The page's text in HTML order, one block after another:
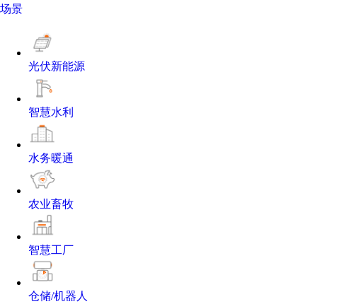
场景
光伏新能源
智慧水利
水务暖通
农业畜牧
智慧工厂
仓储/机器人